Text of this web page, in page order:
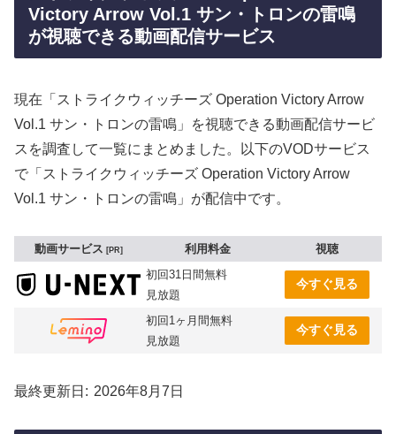
Victory Arrow Vol.1 サン・トロンの雷鳴
が視聴できる動画配信サービス
現在「ストライクウィッチーズ Operation Victory Arrow
Vol.1 サン・トロンの雷鳴」を視聴できる動画配信サービ
スを調査して一覧にまとめました。以下のVODサービス
で「ストライクウィッチーズ Operation Victory Arrow
Vol.1 サン・トロンの雷鳴」が配信中です。
動画サービス PR 利用料金
視聴
初回31日間無料
見放題
今すぐ見る
初回1ヶ月間無料
見放題
今すぐ見る
最終更新日 2026年8月7日